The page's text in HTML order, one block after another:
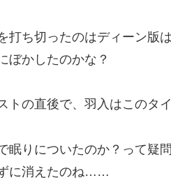
打ち切ったのはディーン版
ぼかしたのかな？
トの直後で、羽入はこの
眠りについたのか？って疑
に消えたのね……